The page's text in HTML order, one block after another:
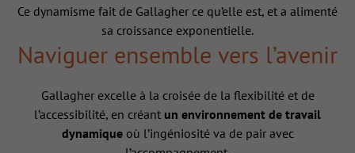
Ce dynamisme fait de Gallagher ce qu’elle est, et a alimenté
sa croissance exponentielle.
Naviguer ensemble vers l’avenir
Gallagher excelle à la croisée de la flexibilité et de
l’accessibilité, en créant un environnement de travail
dynamique où l’ingéniosité va de pair avec